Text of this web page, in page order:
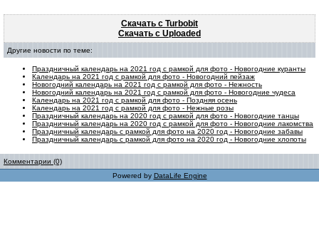
Скачать с Turbobit
Скачать с Uploaded
Другие новости по теме:
Праздничный календарь на 2021 год с рамкой для фото - Новогодние куранты
Календарь на 2021 год с рамкой для фото - Новогодний пейзаж
Новогодний календарь на 2021 год с рамкой для фото - Нежность
Новогодний календарь на 2021 год с рамкой для фото - Новогодние чудеса
Календарь на 2021 год с рамкой для фото - Поздняя осень
Календарь на 2021 год с рамкой для фото - Нежные розы
Праздничный календарь на 2020 год с рамкой для фото - Новогодние танцы
Праздничный календарь на 2020 год с рамкой для фото - Новогодние лакомства
Праздничный календарь с рамкой для фото на 2020 год - Новогодние забавы
Праздничный календарь с рамкой для фото на 2020 год - Новогодние хлопоты
Комментарии (0)
Powered by DataLife Engine